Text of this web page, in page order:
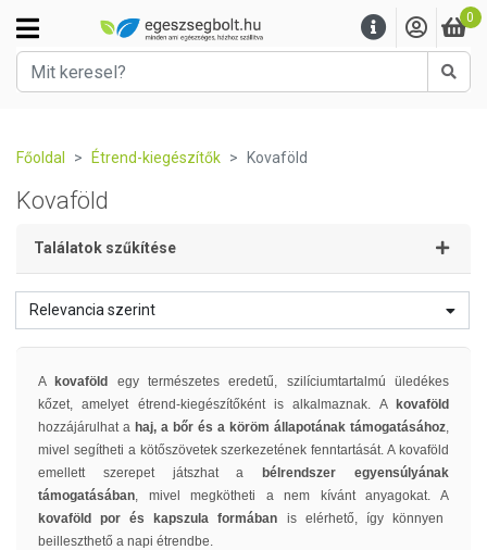
0
Főoldal Étrend-kiegészítők Kovaföld
Kovaföld
Találatok szűkítése
Relevancia szerint
A kovaföld egy természetes eredetű, szilíciumtartalmú üledékes
kőzet, amelyet étrend-kiegészítőként is alkalmaznak. A
kovaföld
hozzájárulhat a haj, a bőr és a köröm állapotának támogatásához,
mivel segítheti a kötőszövetek szerkezetének fenntartását. A kovaföld
emellett szerepet játszhat a
bélrendszer egyensúlyának
támogatásában, mivel megkötheti a nem kívánt anyagokat. A
kovaföld por és kapszula formában is elérhető, így könnyen
beilleszthető a napi étrendbe.